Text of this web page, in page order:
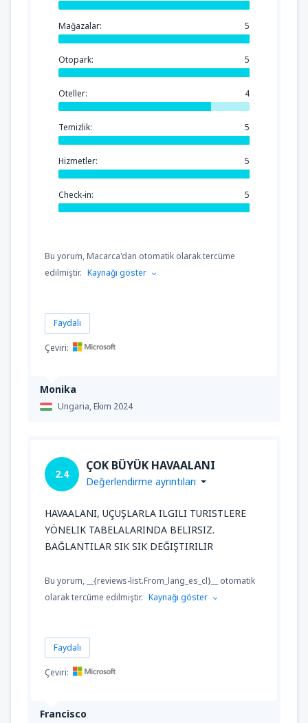
Monika
Ungaria,Ekim 2024
Mağazalar: 5
Otopark: 5
Oteller: 4
Temizlik: 5
Hizmetler: 5
Check-in: 5
Bu yorum, Macarca'dan otomatik olarak tercüme
edilmiştir. Kaynağı göster
Faydalı
Çeviri:
Francisco
2.4
ÇOK BÜYÜK HAVAALANI
Değerlendirme ayrıntıları
HAVAALANI, UÇUŞLARLA ILGILI TURISTLERE
YÖNELIK TABELALARINDA BELIRSIZ.
BAĞLANTILAR SIK SIK DEĞIŞTIRILIR
Bu yorum, __{reviews-list.From_lang_es_cl}__ otomatik
olarak tercüme edilmiştir. Kaynağı göster
Faydalı
Çeviri: